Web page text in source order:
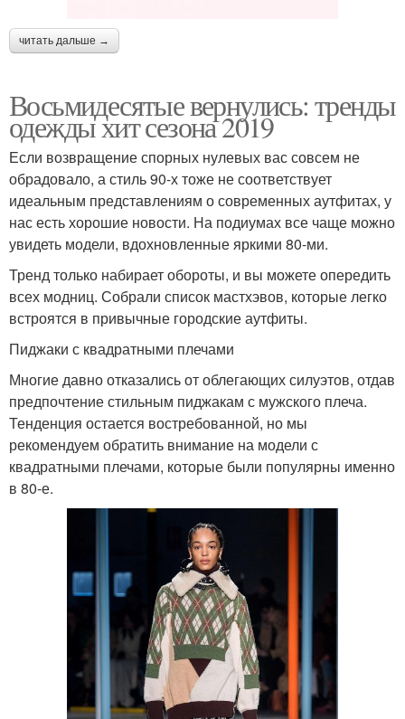
читать дальше →
Восьмидесятые вернулись: тренды
одежды хит сезона 2019
Если возвращение спорных нулевых вас совсем не
обрадовало, а стиль 90-х тоже не соответствует
идеальным представлениям о современных аутфитах, у
нас есть хорошие новости. На подиумах все чаще можно
увидеть модели, вдохновленные яркими 80-ми.
Тренд только набирает обороты, и вы можете опередить
всех модниц. Собрали список мастхэвов, которые легко
встроятся в привычные городские аутфиты.
Пиджаки с квадратными плечами
Многие давно отказались от облегающих силуэтов, отдав
предпочтение стильным пиджакам с мужского плеча.
Тенденция остается востребованной, но мы
рекомендуем обратить внимание на модели с
квадратными плечами, которые были популярны именно
в 80-е.